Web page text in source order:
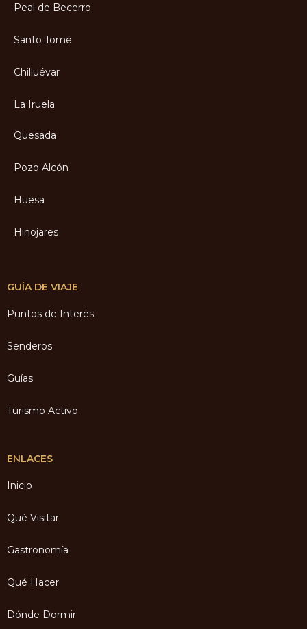
Peal de Becerro
Santo Tomé
Chilluévar
La Iruela
Quesada
Pozo Alcón
Huesa
Hinojares
GUÍA DE VIAJE
Puntos de Interés
Senderos
Guías
Turismo Activo
ENLACES
Inicio
Qué Visitar
Gastronomía
Qué Hacer
Dónde Dormir